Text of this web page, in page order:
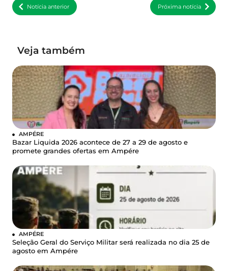
Notícia anterior Próxima notícia
Veja também
AMPÉRE
Bazar Liquida 2026 acontece de 27 a 29 de agosto e
promete grandes ofertas em Ampére
AMPÉRE
Seleção Geral do Serviço Militar será realizada no dia 25 de
agosto em Ampére